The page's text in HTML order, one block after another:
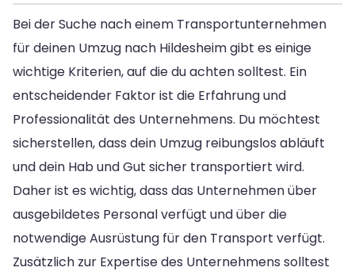
Bei der Suche nach einem Transportunternehmen
für deinen Umzug nach Hildesheim gibt es einige
wichtige Kriterien, auf die du achten solltest. Ein
entscheidender Faktor ist die Erfahrung und
Professionalität des Unternehmens. Du möchtest
sicherstellen, dass dein Umzug reibungslos abläuft
und dein Hab und Gut sicher transportiert wird.
Daher ist es wichtig, dass das Unternehmen über
ausgebildetes Personal verfügt und über die
notwendige Ausrüstung für den Transport verfügt.
Zusätzlich zur Expertise des Unternehmens solltest